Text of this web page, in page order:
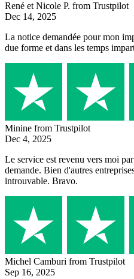
René et Nicole P. from Trustpilot
Dec 14, 2025
La notice demandée pour mon
due forme et dans les temps
Minine from Trustpilot
Dec 4, 2025
Le service est revenu vers moi
demande. Bien d'autres
introuvable. Bravo.
Michel Camburi from Trustpilot
Sep 16, 2025